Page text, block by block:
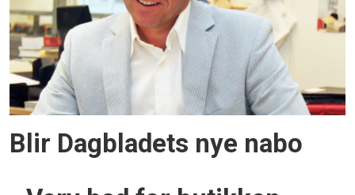
Blir Dagbladets nye nabo